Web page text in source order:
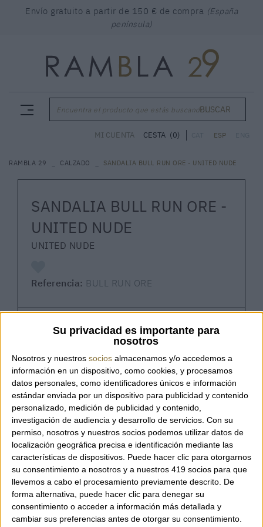
Su privacidad es importante para
nosotros
Nosotros y nuestros socios almacenamos y/o accedemos a
información en un dispositivo, como cookies, y procesamos
datos personales, como identificadores únicos e información
estándar enviada por un dispositivo para publicidad y contenido
personalizado, medición de publicidad y contenido,
investigación de audiencia y desarrollo de servicios. Con su
permiso, nosotros y nuestros socios podemos utilizar datos de
localización geográfica precisa e identificación mediante las
características de dispositivos. Puede hacer clic para otorgarnos
su consentimiento a nosotros y a nuestros 419 socios para que
llevemos a cabo el procesamiento previamente descrito. De
forma alternativa, puede hacer clic para denegar su
consentimiento o acceder a información más detallada y
cambiar sus preferencias antes de otorgar su consentimiento.
Envío gratuito a partir de 150 € de compra (España
península)
Encuentra el producto que estás buscando...BUSCAR
ESP
MI CUENTA CESTA (0)
RAMBLA 29 CALZADO SANDALIA BULL RUN ORE - UNITED NUDE
SANDALIA BULL RUN ORE -
UNITED NUDE
UNITED NUDE
Referencia: BULL RUN ORE
Bull Run Ore – United Nude
con una estética brutalista y contemporánea,
confeccionada en cuero y materiales técnicos.
Diseñada para mujeres activas que buscan
comodidad durante todo el día sin renunciar a un
estilo potente y moderno. A pesar de su apariencia
robusta, es una sandalia ligera y práctica, con tres
correas ajustables que permiten adaptarla
perfectamente al pie. Una opción versátil que
combina un toque sport con una elegancia urbana.
Características:
Recomendamos elegir tu talla habitual